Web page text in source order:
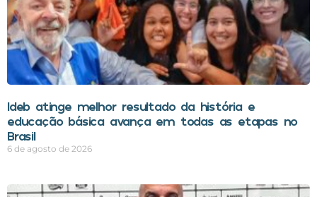
Ideb atinge melhor resultado da história e
educação básica avança em todas as etapas no
Brasil
6 de agosto de 2026